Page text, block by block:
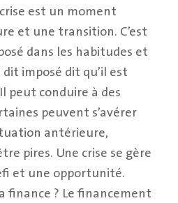
est un moment
et une transition. C’est
dans les habitudes et
imposé dit qu’il est
peut conduire à des
peuvent s’avérer
antérieure,
pires. Une crise se gère
et une opportunité.
finance ? Le financement